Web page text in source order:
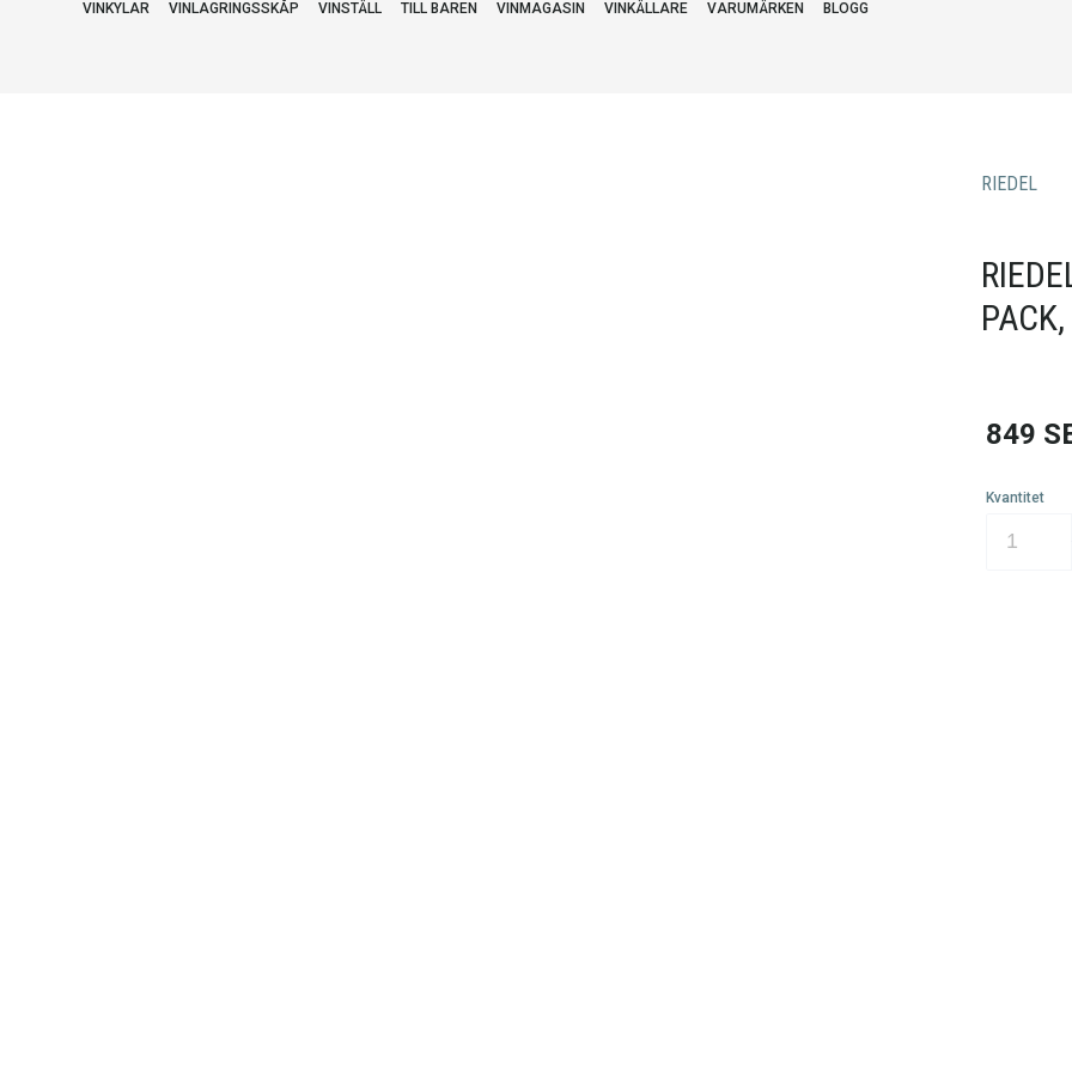
VINKYLAR VINLAGRINGSSKÅP VINSTÄLL TILL BAREN VINMAGASIN VINKÄLLARE VARUMÄRKEN BLOGG
RIEDEL
849
Kvantitet